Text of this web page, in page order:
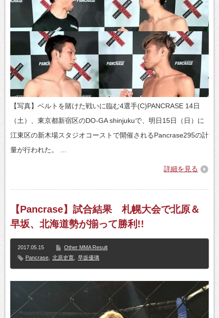
【写真】ベルトを賭けた戦いに臨む4選手(C)PANCRASE 14日
（土）、東京都新宿区のDO-GA shinjukuで、明日15日（日）に
江東区の新木場スタジオコーストで開催されるPancrase295の計
量が行われた。 …
詳細を見る
【Pancrase】試合結果 札幌大会で北原＆
早坂、北海道勢が揃って勝利!!
2017.05.15
Other MMA Result
Pancrase
北原史寛 早坂優璃